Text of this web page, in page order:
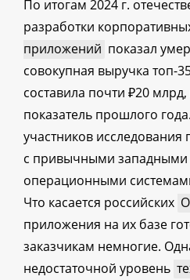
По итогам 2024 г.
разработки
приложений показал
совокупная выручка топ-
составила почти ₽20
показатель прошлого
участников исследования
с привычными
операционными
Что касается российских
приложения на их базе
заказчикам немногие.
недостаточной уровень